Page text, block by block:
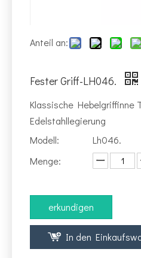
Anteil an:
Fester Griff-LH046.
Klassische Hebelgriffinne
Edelstahllegierung
Modell:
Lh046.
Menge:
erkundigen
In den